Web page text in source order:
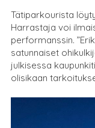
Tätiparkourista
Harrastaja voi
performanssin.
satunnaiset
julkisessa
olisikaan